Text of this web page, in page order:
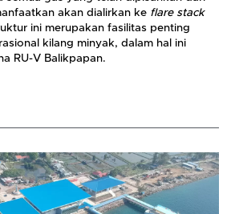
akan dialirkan ke flare stack
ini merupakan fasilitas penting
kilang minyak, dalam hal ini
RU-V Balikpapan.